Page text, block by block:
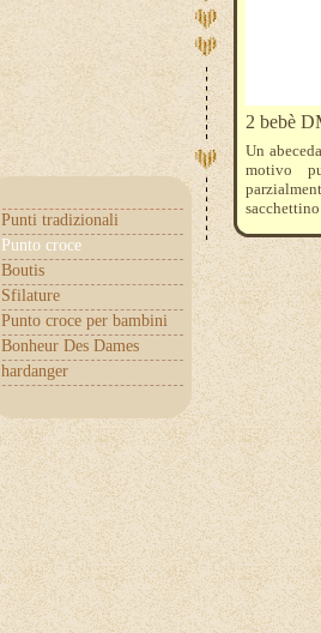
Punti tradizionali
Punto croce
Boutis
Sfilature
Punto croce per bambini
Bonheur Des Dames
hardanger
2 bebè
Un
motivo
Aida